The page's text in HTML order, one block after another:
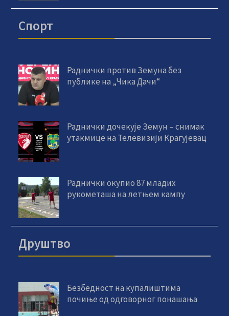
Спорт
Раднички против Земуна без
публике на „Чика Дачи“
Раднички дочекује Земун – снимак
утакмице на Телевизији Крагујевац
Раднички окупио 87 младих
рукометаша на летњем кампу
Друштво
Безбедност на купалиштима
почиње од одговорног понашања